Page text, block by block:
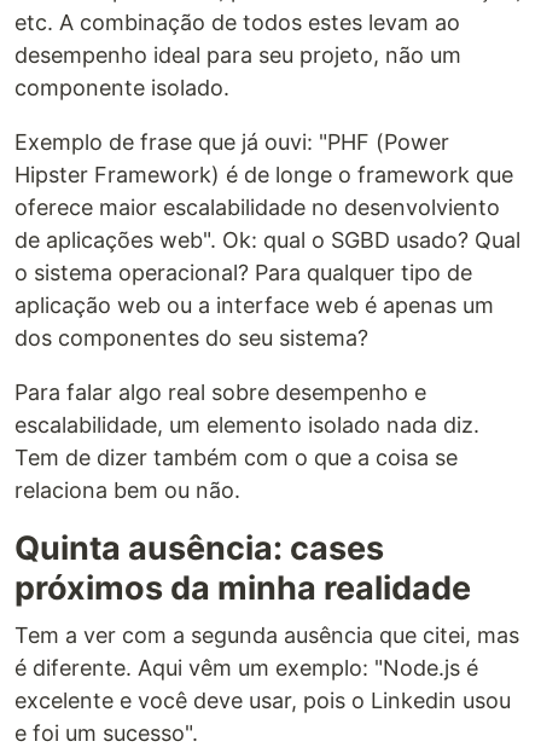
etc. A combinação de todos estes levam ao
desempenho ideal para seu projeto, não um
componente isolado.
Exemplo de frase que já ouvi: "PHF (Power
Hipster Framework) é de longe o framework que
oferece maior escalabilidade no desenvolviento
de aplicações web". Ok: qual o SGBD usado? Qual
o sistema operacional? Para qualquer tipo de
aplicação web ou a interface web é apenas um
dos componentes do seu sistema?
Para falar algo real sobre desempenho e
escalabilidade, um elemento isolado nada diz.
Tem de dizer também com o que a coisa se
relaciona bem ou não.
Quinta ausência: cases
próximos da minha realidade
Tem a ver com a segunda ausência que citei, mas
é diferente. Aqui vêm um exemplo: "Node.js é
excelente e você deve usar, pois o Linkedin usou
e foi um sucesso".